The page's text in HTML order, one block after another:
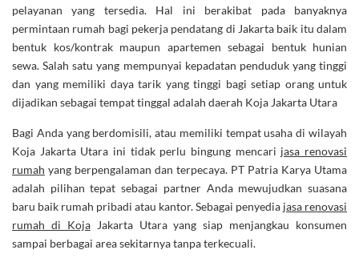
pelayanan yang tersedia. Hal ini berakibat pada banyaknya
permintaan rumah bagi pekerja pendatang di Jakarta baik itu dalam
bentuk kos/kontrak maupun apartemen sebagai bentuk hunian
sewa. Salah satu yang mempunyai kepadatan penduduk yang tinggi
dan yang memiliki daya tarik yang tinggi bagi setiap orang untuk
dijadikan sebagai tempat tinggal adalah daerah Koja Jakarta Utara
Bagi Anda yang berdomisili, atau memiliki tempat usaha di wilayah
Koja Jakarta Utara ini tidak perlu bingung mencari jasa renovasi
rumah yang berpengalaman dan terpecaya. PT Patria Karya Utama
adalah pilihan tepat sebagai partner Anda mewujudkan suasana
baru baik rumah pribadi atau kantor. Sebagai penyedia jasa renovasi
rumah di KojaJakarta Utara yang siap menjangkau konsumen
sampai berbagai area sekitarnya tanpa terkecuali.